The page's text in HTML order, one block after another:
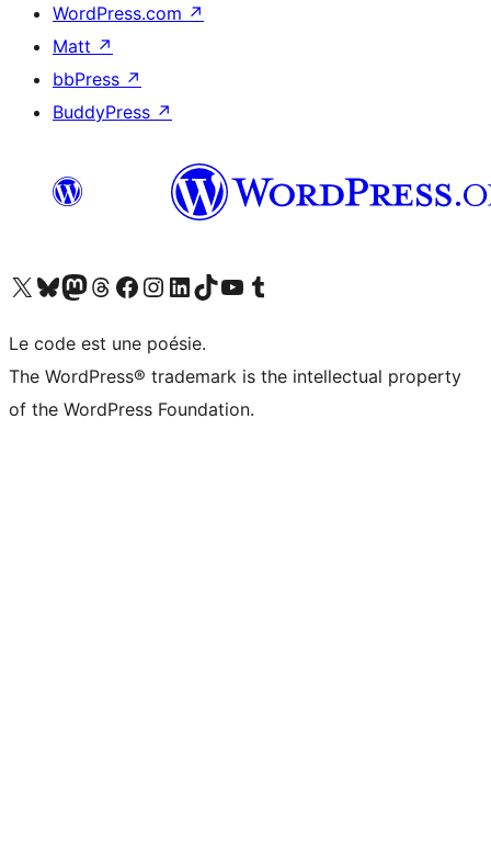
WordPress.com ↗
Matt ↗
bbPress ↗
BuddyPress ↗
Visitez notre compte X (précédemment Twitter)
Visiter notre compte Bluesky
Visiter notre compte Mastodon
Visiter notre compte Threads
Consulter notre compte Facebook
Consulter notre compte Instagram
Consulter notre compte LinkedIn
Visiter notre compte TokTok
Visiter notre chaîne YouTube
Visiter notre compte Tumblr
Le code est une poésie.
The WordPress® trademark is the intellectual property
of the WordPress Foundation.